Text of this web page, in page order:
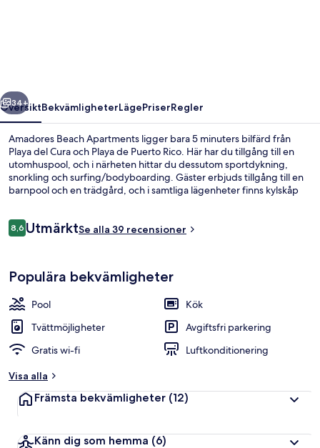
Nästa
34+
ÖversiktBekvämligheterLägePriserRegler
Amadores Beach Apartments ligger bara 5 minuters bilfärd från
Playa del Cura och Playa de Puerto Rico. Här har du tillgång till en
utomhuspool, och i närheten hittar du dessutom sportdykning,
snorkling och surfing/bodyboarding. Gäster erbjuds tillgång till en
barnpool och en trädgård, och i samtliga lägenheter finns kylskåp
Recensioner
8,68,6 av 10,
UtmärktSe alla 39 recensioner
Populära bekvämligheter
Pool
Kök
Tvättmöjligheter
Avgiftsfri parkering
Gratis wi-fi
Luftkonditionering
Visa alla
Främsta bekvämligheter (12)
Känn dig som hemma (6)